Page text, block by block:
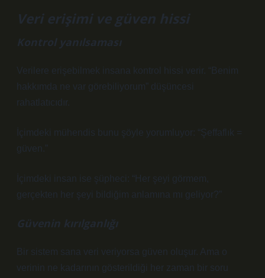
Veri erişimi ve güven hissi
Kontrol yanılsaması
Verilere erişebilmek insana kontrol hissi verir. “Benim
hakkımda ne var görebiliyorum” düşüncesi
rahatlatıcıdır.
İçimdeki mühendis bunu şöyle yorumluyor: “Şeffaflık =
güven.”
İçimdeki insan ise şüpheci: “Her şeyi görmem,
gerçekten her şeyi bildiğim anlamına mı geliyor?”
Güvenin kırılganlığı
Bir sistem sana veri veriyorsa güven oluşur. Ama o
verinin ne kadarının gösterildiği her zaman bir soru